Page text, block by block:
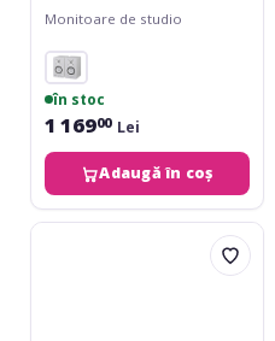
Monitoare de studio
în stoc
1 16900 Lei
Adaugă în coș
ESI